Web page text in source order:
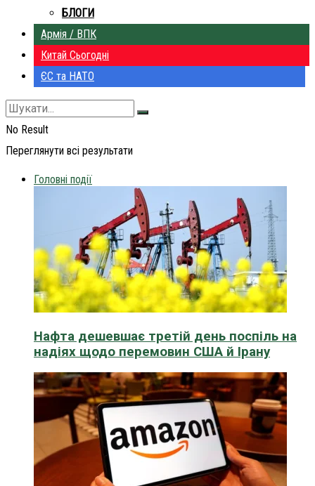
БЛОГИ
Армія / ВПК
Китай Сьогодні
ЄС та НАТО
No Result
Переглянути всі результати
Головні події
Нафта дешевшає третій день поспіль на
надіях щодо перемовин США й Ірану